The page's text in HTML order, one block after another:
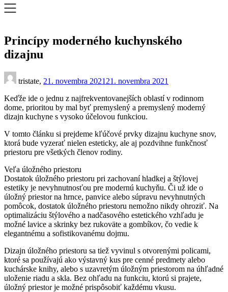
Princípy moderného kuchynského
dizajnu
tristate, 21. novembra 2021 21. novembra 2021
Keďže ide o jednu z najfrekventovanejších oblastí v rodinnom
dome, prioritou by mal byť premyslený a premyslený moderný
dizajn kuchyne s vysoko účelovou funkciou.
V tomto článku si prejdeme kľúčové prvky dizajnu kuchyne snov,
ktorá bude vyzerať nielen esteticky, ale aj pozdvihne funkčnosť
priestoru pre všetkých členov rodiny.
Veľa úložného priestoru
Dostatok úložného priestoru pri zachovaní hladkej a štýlovej
estetiky je nevyhnutnosťou pre modernú kuchyňu. Či už ide o
úložný priestor na hrnce, panvice alebo súpravu nevyhnutných
pomôcok, dostatok úložného priestoru nemožno nikdy ohroziť. Na
optimalizáciu štýlového a nadčasového estetického vzhľadu je
možné lavice a skrinky bez rukoväte a gombíkov, čo vedie k
elegantnému a sofistikovanému dojmu.
Dizajn úložného priestoru sa tiež vyvinul s otvorenými policami,
ktoré sa používajú ako výstavný kus pre cenné predmety alebo
kuchárske knihy, alebo s uzavretým úložným priestorom na úhľadné
uloženie riadu a skla. Bez ohľadu na funkciu, ktorú si prajete,
úložný priestor je možné prispôsobiť každému vkusu.